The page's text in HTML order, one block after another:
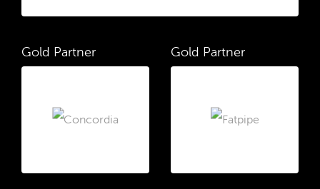
Gold Partner Gold Partner